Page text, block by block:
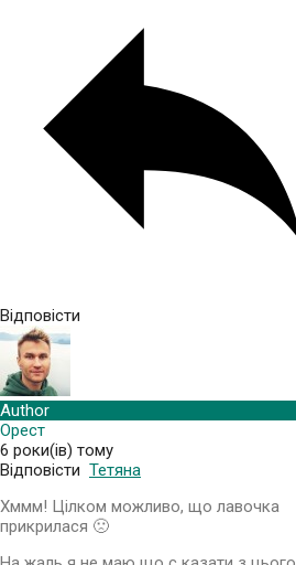
Відповісти
Author
Орест
6 роки(ів) тому
Відповісти Тетяна
Хммм! Цілком можливо, що лавочка
прикрилася 🙁